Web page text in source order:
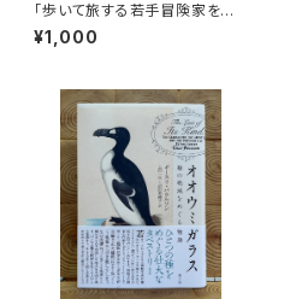
「歩いて旅する若手冒険家を青
田買い！平井佑樹 × 荻田泰永」
録画視聴権
¥1,000